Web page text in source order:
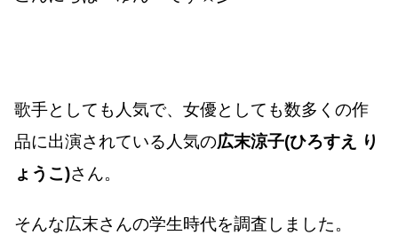
歌手としても人気で、女優としても数多くの作
品に出演されている人気の広末涼子(ひろすえ り
ょうこ)さん。
そんな広末さんの学生時代を調査しました。